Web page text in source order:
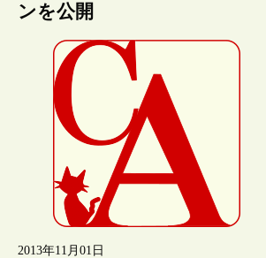
ンを公開
2013年11月01日